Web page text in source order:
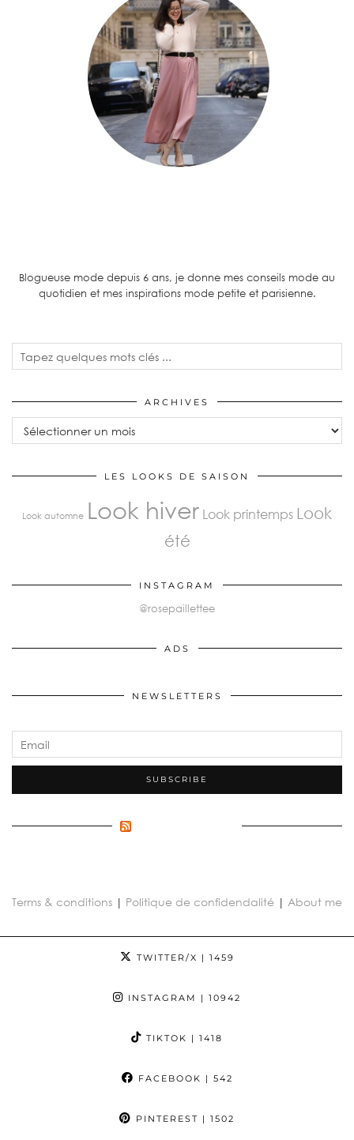
Blogueuse mode depuis 6 ans, je donne mes conseils mode au
quotidien et mes inspirations mode petite et parisienne.
ARCHIVES
LES LOOKS DE SAISON
Look automne Look hiver Look printemps Look
été
INSTAGRAM
@rosepaillettee
ADS
NEWSLETTERS
Terms & conditions | Politique de confidendalité | About me
TWITTER/X | 1459
INSTAGRAM | 10942
TIKTOK | 1418
FACEBOOK | 542
PINTEREST | 1502